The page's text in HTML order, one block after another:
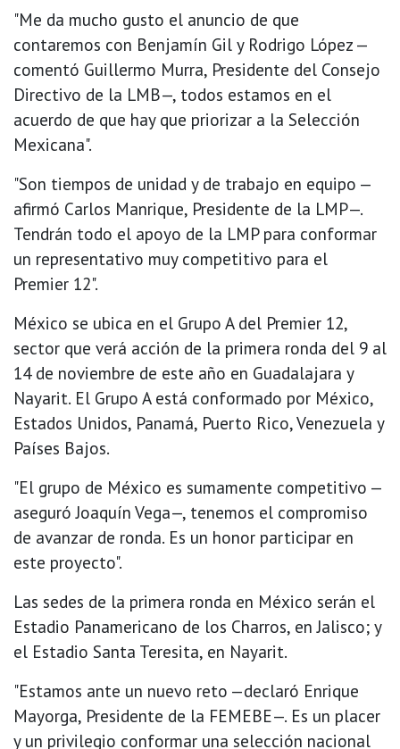
"Me da mucho gusto el anuncio de que
contaremos con Benjamín Gil y Rodrigo López —
comentó Guillermo Murra, Presidente del Consejo
Directivo de la LMB—, todos estamos en el
acuerdo de que hay que priorizar a la Selección
Mexicana".
"Son tiempos de unidad y de trabajo en equipo —
afirmó Carlos Manrique, Presidente de la LMP—.
Tendrán todo el apoyo de la LMP para conformar
un representativo muy competitivo para el
Premier 12".
México se ubica en el Grupo A del Premier 12,
sector que verá acción de la primera ronda del 9 al
14 de noviembre de este año en Guadalajara y
Nayarit. El Grupo A está conformado por México,
Estados Unidos, Panamá, Puerto Rico, Venezuela y
Países Bajos.
"El grupo de México es sumamente competitivo —
aseguró Joaquín Vega—, tenemos el compromiso
de avanzar de ronda. Es un honor participar en
este proyecto".
Las sedes de la primera ronda en México serán el
Estadio Panamericano de los Charros, en Jalisco; y
el Estadio Santa Teresita, en Nayarit.
"Estamos ante un nuevo reto —declaró Enrique
Mayorga, Presidente de la FEMEBE—. Es un placer
y un privilegio conformar una selección nacional